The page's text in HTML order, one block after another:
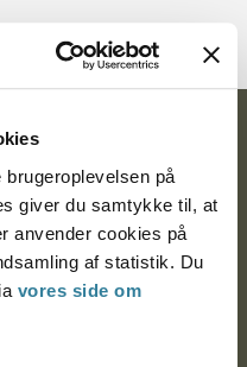
på
giver du samtykke til, at
anvender cookies på
af statistik. Du
vores side om